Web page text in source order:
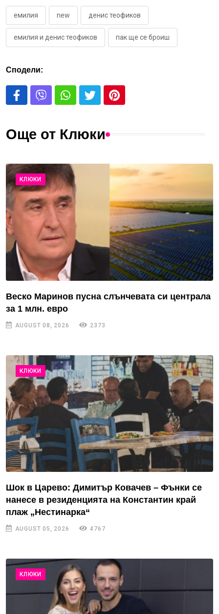
емилия new денис теофиков
емилия и денис теофиков пак ще се броиш
Сподели:
Още от Клюки
КЛЮКИ
Веско Маринов пусна слънчевата си централа
за 1 млн. евро
AUGUST 08, 2026 2373
КЛЮКИ
Шок в Царево: Димитър Ковачев – Фънки се
нанесе в резиденцията на Константин край
плаж „Нестинарка“
AUGUST 05, 2026 4767
КЛЮКИ